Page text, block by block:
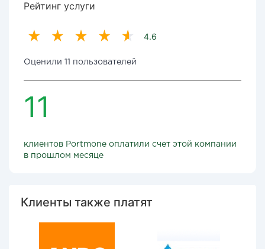
Рейтинг услуги
4.6
Оценили 11 пользователей
11
клиентов Portmone оплатили счет этой компании
в прошлом месяце
Клиенты также платят